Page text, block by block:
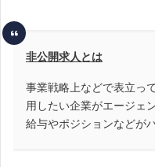
非公開求人とは
事業戦略上などで表立っ
用したい企業がエージェ
給与やポジションなどが